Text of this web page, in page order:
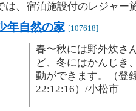
は、宿泊施設付のレジャー
年自然の家 [107618]
春〜秋には野外炊さ
ど、冬にはかんじき
動ができます。（登
22:12:16）/小松市